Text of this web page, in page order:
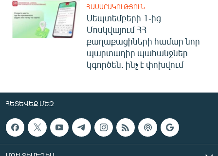
ՀԱՍԱՐԱԿՈՒԹՅՈՒՆ
Սեպտեմբերի 1-ից
Մոսկվայում ՀՀ
քաղաքացիների համար նոր
պարտադիր պահանջներ
կգործեն. ինչ է փոխվում
ՀԵՏԵՎԵՔ ՄԵԶ